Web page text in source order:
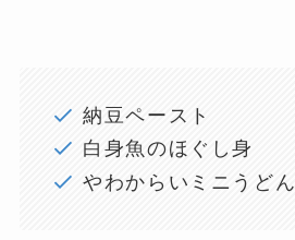
納豆ペースト
白身魚のほぐし身
やわからいミニうどん